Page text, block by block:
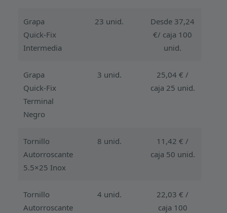
Grapa
Quick-Fix
Intermedia
23 unid.
Desde 37,24
€/ caja 100
unid.
Grapa
Quick-Fix
Terminal
Negro
3 unid.
25,04 € /
caja 25 unid.
Tornillo
Autorroscante
5.5×25 Inox
8 unid.
11,42 € /
caja 50 unid.
Tornillo
Autorroscante
4 unid.
22,03 € /
caja 100